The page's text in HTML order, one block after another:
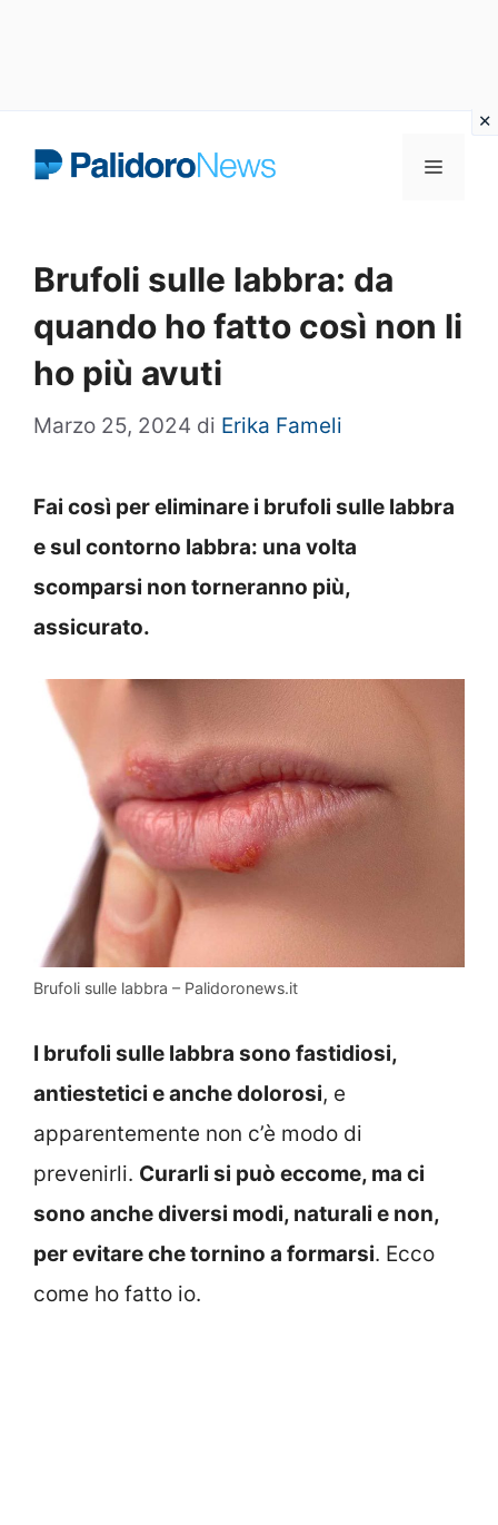
Menu
Brufoli sulle labbra: da
quando ho fatto così non li
ho più avuti
Marzo 25, 2024 di Erika Fameli
Fai così per eliminare i brufoli sulle labbra
e sul contorno labbra: una volta
scomparsi non torneranno più,
assicurato.
Brufoli sulle labbra – Palidoronews.it
I brufoli sulle labbra sono fastidiosi,
antiestetici e anche dolorosi, e
apparentemente non c’è modo di
prevenirli. Curarli si può eccome, ma ci
sono anche diversi modi, naturali e non,
per evitare che tornino a formarsi. Ecco
come ho fatto io.